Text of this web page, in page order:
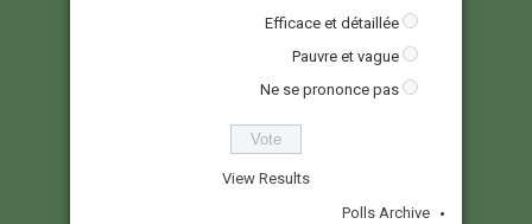
Efficace et détaillée
Pauvre et vague
Ne se prononce pas
View Results
Polls Archive